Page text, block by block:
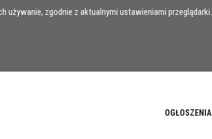
używanie, zgodnie z aktualnymi ustawieniami przeglądarki.
OGŁOSZENIA